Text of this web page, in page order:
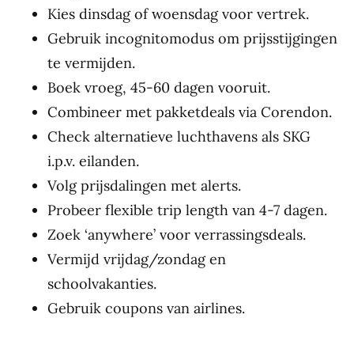
Kies dinsdag of woensdag voor vertrek.
Gebruik incognitomodus om prijsstijgingen
te vermijden.
Boek vroeg, 45-60 dagen vooruit.
Combineer met pakketdeals via Corendon.
Check alternatieve luchthavens als SKG
i.p.v. eilanden.
Volg prijsdalingen met alerts.
Probeer flexible trip length van 4-7 dagen.
Zoek ‘anywhere’ voor verrassingsdeals.
Vermijd vrijdag/zondag en
schoolvakanties.
Gebruik coupons van airlines.